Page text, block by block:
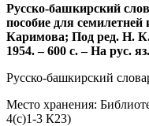
Русско-башкирский
пособие для
Каримова; Под ред. Н.
1954. – 600 с. – На рус. яз.
Русско-башкирский
Место хранения:
4(с)1-3 К23)